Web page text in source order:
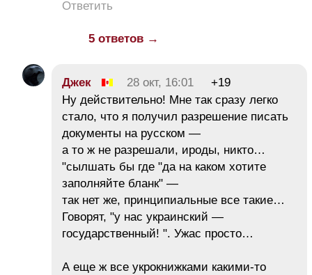
Ответить
5 ответов →
Джек 28 окт, 16:01
+19
Ну действительно! Мне так сразу легко
стало, что я получил разрешение писать
документы на русском —
а то ж не разрешали, ироды, никто…
"сылшать бы где "да на каком хотите
заполняйте бланк" —
так нет же, принципиальные все такие…
Говорят, "у нас украинский —
государственный! ". Ужас просто…
А еще ж все укрокнижками какими-то